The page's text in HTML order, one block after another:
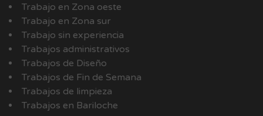
Trabajo en Zona oeste
Trabajo en Zona sur
Trabajo sin experiencia
Trabajos administrativos
Trabajos de Diseño
Trabajos de Fin de Semana
Trabajos de limpieza
Trabajos en Bariloche